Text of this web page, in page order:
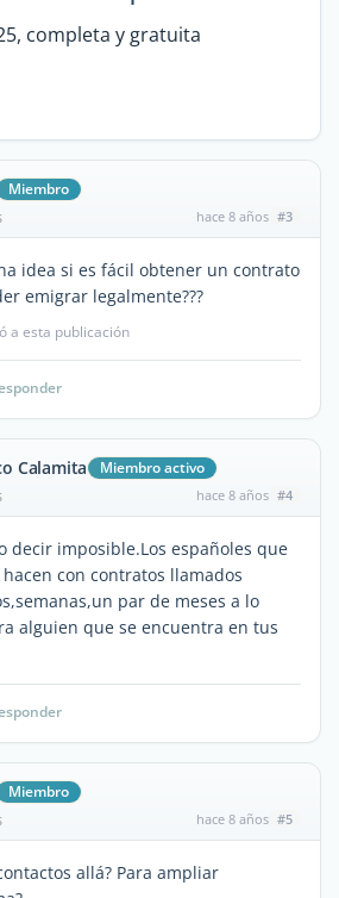
completa y gratuita
Miembro
hace 8 años #3
idea si es fácil obtener un contrato
emigrar legalmente???
a esta publicación
Calamita Miembro activo
hace 8 años #4
decir imposible.Los españoles que
con contratos llamados
par de meses a lo
alguien que se encuentra en tus
Miembro
hace 8 años #5
allá? Para ampliar